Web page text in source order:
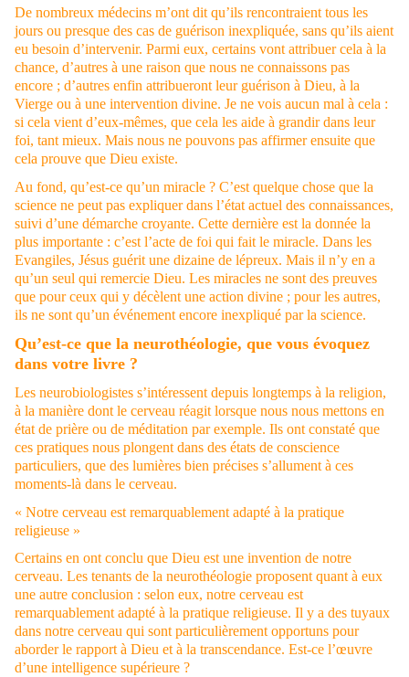
De nombreux médecins m’ont dit qu’ils rencontraient tous les
jours ou presque des cas de guérison inexpliquée, sans qu’ils aient
eu besoin d’intervenir. Parmi eux, certains vont attribuer cela à la
chance, d’autres à une raison que nous ne connaissons pas
encore ; d’autres enfin attribueront leur guérison à Dieu, à la
Vierge ou à une intervention divine. Je ne vois aucun mal à cela :
si cela vient d’eux-mêmes, que cela les aide à grandir dans leur
foi, tant mieux. Mais nous ne pouvons pas affirmer ensuite que
cela prouve que Dieu existe.
Au fond, qu’est-ce qu’un miracle ? C’est quelque chose que la
science ne peut pas expliquer dans l’état actuel des connaissances,
suivi d’une démarche croyante. Cette dernière est la donnée la
plus importante : c’est l’acte de foi qui fait le miracle. Dans les
Evangiles, Jésus guérit une dizaine de lépreux. Mais il n’y en a
qu’un seul qui remercie Dieu. Les miracles ne sont des preuves
que pour ceux qui y décèlent une action divine ; pour les autres,
ils ne sont qu’un événement encore inexpliqué par la science.
Qu’est-ce que la neurothéologie, que vous évoquez
dans votre livre ?
Les neurobiologistes s’intéressent depuis longtemps à la religion,
à la manière dont le cerveau réagit lorsque nous nous mettons en
état de prière ou de méditation par exemple. Ils ont constaté que
ces pratiques nous plongent dans des états de conscience
particuliers, que des lumières bien précises s’allument à ces
moments-là dans le cerveau.
« Notre cerveau est remarquablement adapté à la pratique
religieuse »
Certains en ont conclu que Dieu est une invention de notre
cerveau. Les tenants de la neurothéologie proposent quant à eux
une autre conclusion : selon eux, notre cerveau est
remarquablement adapté à la pratique religieuse. Il y a des tuyaux
dans notre cerveau qui sont particulièrement opportuns pour
aborder le rapport à Dieu et à la transcendance. Est-ce l’œuvre
d’une intelligence supérieure ?